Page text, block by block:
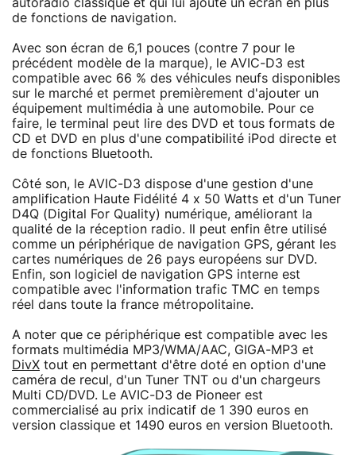
autoradio classique et qui lui ajoute un écran en plus
de fonctions de navigation.
Avec son écran de 6,1 pouces (contre 7 pour le
précédent modèle de la marque), le AVIC-D3 est
compatible avec 66 % des véhicules neufs disponibles
sur le marché et permet premièrement d'ajouter un
équipement multimédia à une automobile. Pour ce
faire, le terminal peut lire des DVD et tous formats de
CD et DVD en plus d'une compatibilité iPod directe et
de fonctions Bluetooth.
Côté son, le AVIC-D3 dispose d'une gestion d'une
amplification Haute Fidélité 4 x 50 Watts et d'un Tuner
D4Q (Digital For Quality) numérique, améliorant la
qualité de la réception radio. Il peut enfin être utilisé
comme un périphérique de navigation GPS, gérant les
cartes numériques de 26 pays européens sur DVD.
Enfin, son logiciel de navigation GPS interne est
compatible avec l'information trafic TMC en temps
réel dans toute la france métropolitaine.
A noter que ce périphérique est compatible avec les
formats multimédia MP3/WMA/AAC, GIGA-MP3 et
DivX tout en permettant d'être doté en option d'une
caméra de recul, d'un Tuner TNT ou d'un chargeurs
Multi CD/DVD. Le AVIC-D3 de Pioneer est
commercialisé au prix indicatif de 1 390 euros en
version classique et 1490 euros en version Bluetooth.